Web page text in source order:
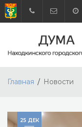
Главная Новости
25 ДЕК